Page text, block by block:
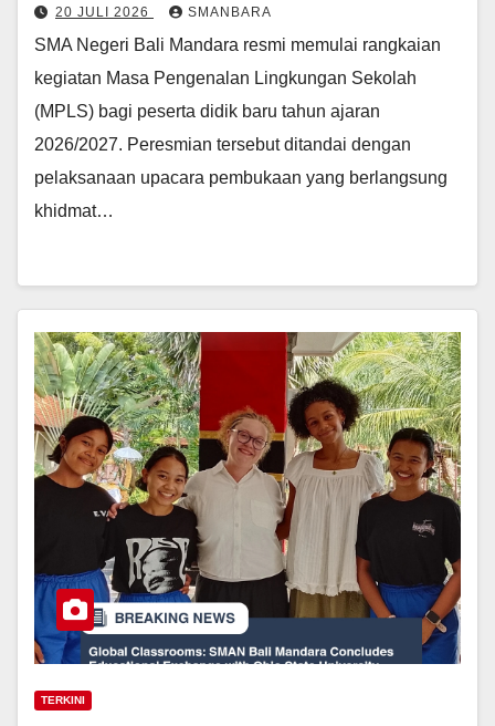
20 JULI 2026 SMANBARA
SMA Negeri Bali Mandara resmi memulai rangkaian
kegiatan Masa Pengenalan Lingkungan Sekolah
(MPLS) bagi peserta didik baru tahun ajaran
2026/2027. Peresmian tersebut ditandai dengan
pelaksanaan upacara pembukaan yang berlangsung
khidmat…
TERKINI